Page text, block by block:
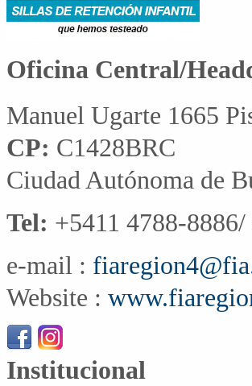
Oficina Central/
Manuel Ugarte 1665
CP: C1428BRC
Ciudad Autónoma de
Tel: +5411 4788-
e-mail :
Website :
Institucional